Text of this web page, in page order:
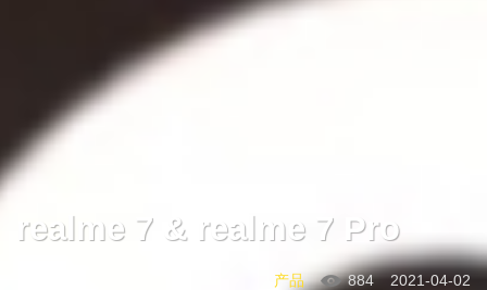
realme 7 & realme 7 Pro
产品 884 2021-04-02